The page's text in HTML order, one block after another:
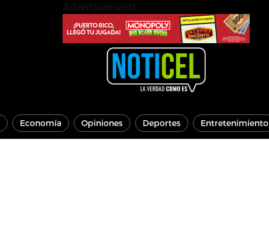
Economía Opiniones Deportes Entretenimiento